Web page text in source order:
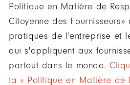
Politique en Matière de
Citoyenne des
pratiques de l'entreprise et
qui s'appliquent aux
partout dans le monde.
la « Politique en Matière de